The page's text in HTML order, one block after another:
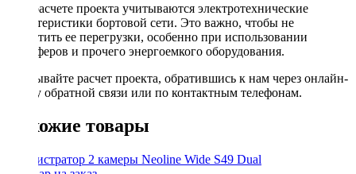
При расчете проекта учитываются электротехнические
характеристики бортовой сети. Это важно, чтобы не
допустить ее перегрузки, особенно при использовании
сабвуферов и прочего энергоемкого оборудования.
Заказывайте расчет проекта, обратившись к нам через онлайн-
форму обратной связи или по контактным телефонам.
Похожие товары